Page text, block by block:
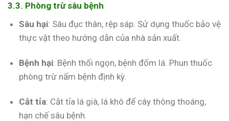
3.3. Phòng trừ sâu bệnh
Sâu hại: Sâu đục thân, rệp sáp. Sử dụng thuốc bảo vệ
thực vật theo hướng dẫn của nhà sản xuất.
Bệnh hại: Bệnh thối ngọn, bệnh đốm lá. Phun thuốc
phòng trừ nấm bệnh định kỳ.
Cắt tỉa: Cắt tỉa lá già, lá khô để cây thông thoáng,
hạn chế sâu bệnh.